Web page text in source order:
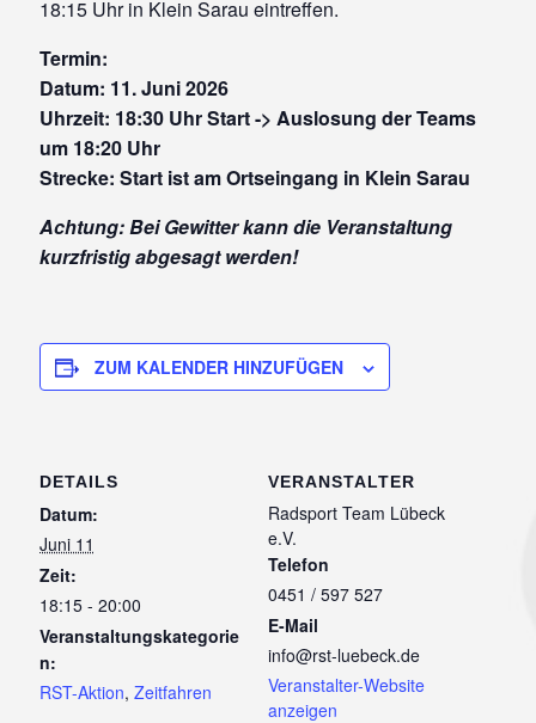
18:15 Uhr in Klein Sarau eintreffen.
Termin:
Datum: 11. Juni 2026
Uhrzeit: 18:30 Uhr Start -> Auslosung der Teams
um 18:20 Uhr
Strecke: Start ist am Ortseingang in Klein Sarau
Achtung: Bei Gewitter kann die Veranstaltung
kurzfristig abgesagt werden!
ZUM KALENDER HINZUFÜGEN
DETAILS
Datum:
Juni 11
Zeit:
18:15 - 20:00
Veranstaltungskategorie
n:
RST-Aktion, Zeitfahren
VERANSTALTER
Radsport Team Lübeck
e.V.
Telefon
0451 / 597 527
E-Mail
info@rst-luebeck.de
Veranstalter-Website
anzeigen